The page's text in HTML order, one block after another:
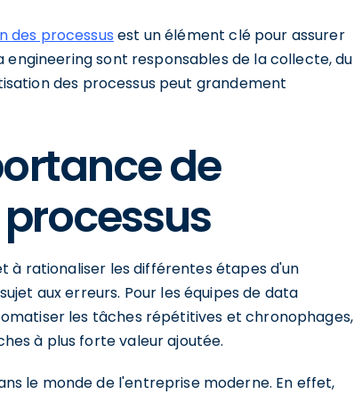
des processus est un élément clé pour assurer
engineering sont responsables de la collecte, du
des processus peut grandement
de
à rationaliser les différentes étapes d'un
aux erreurs. Pour les équipes de data
les tâches répétitives et chronophages,
à plus forte valeur ajoutée.
le monde de l'entreprise moderne. En effet,